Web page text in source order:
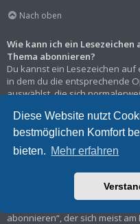
Diese Website nutzt
bestmöglichen Komfort
bieten. Mehr erfahren
Nach oben
Wie kann ich ein
Thema abonnieren?
Du kannst ein Lesezeichen
in dem du die entsprechende
auswählst, die sich
Wenn du bei der Antwort auf
benachrichtigen, sobald eine
Wie kann ich ein Forum
Um ein Forum zu abonnieren,
abonnieren“, der sich meist